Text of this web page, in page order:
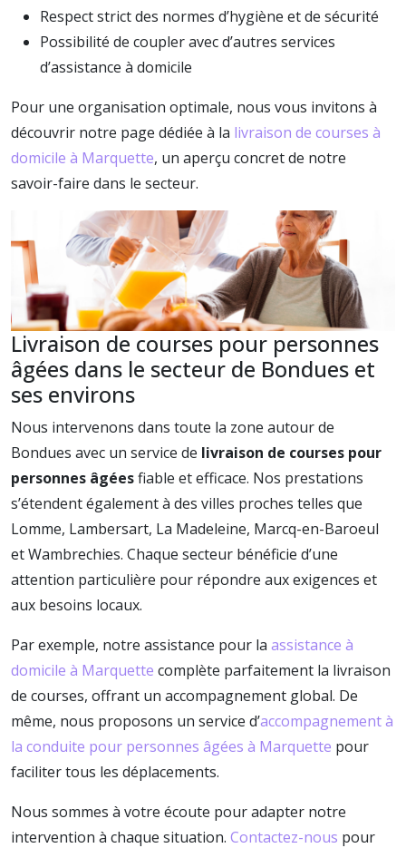
Respect strict des normes d’hygiène et de sécurité
Possibilité de coupler avec d’autres services
d’assistance à domicile
Pour une organisation optimale, nous vous invitons à
découvrir notre page dédiée à la livraison de courses à
domicile à Marquette, un aperçu concret de notre
savoir-faire dans le secteur.
Livraison de courses pour personnes
âgées dans le secteur de Bondues et
ses environs
Nous intervenons dans toute la zone autour de
Bondues avec un service de livraison de courses pour
personnes âgéesfiable et efficace. Nos prestations
s’étendent également à des villes proches telles que
Lomme, Lambersart, La Madeleine, Marcq-en-Baroeul
et Wambrechies. Chaque secteur bénéficie d’une
attention particulière pour répondre aux exigences et
aux besoins locaux.
Par exemple, notre assistance pour la assistance à
domicile à Marquette complète parfaitement la livraison
de courses, offrant un accompagnement global. De
même, nous proposons un service d’accompagnement à
la conduite pour personnes âgées à Marquette pour
faciliter tous les déplacements.
Nous sommes à votre écoute pour adapter notre
intervention à chaque situation. Contactez-nous pour